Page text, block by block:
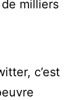
milliers
c’est